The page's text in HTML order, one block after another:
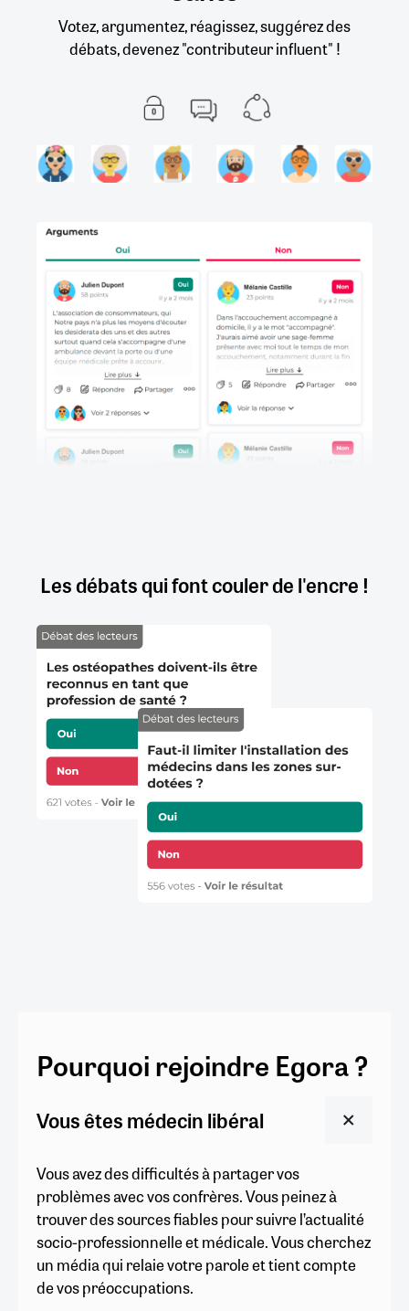
Votez, argumentez, réagissez, suggérez des
débats, devenez "contributeur influent" !
Les débats qui font couler de l'encre !
Pourquoi rejoindre Egora ?
Vous êtes médecin libéral
Vous avez des difficultés à partager vos
problèmes avec vos confrères. Vous peinez à
trouver des sources fiables pour suivre l’actualité
socio-professionnelle et médicale. Vous cherchez
un média qui relaie votre parole et tient compte
de vos préoccupations.